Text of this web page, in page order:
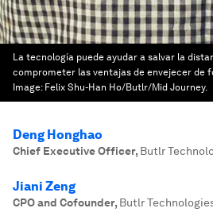
La tecnología puede ayudar a salvar la
comprometer las ventajas de envejecer de
Image: Felix Shu-Han Ho/Butlr/Mid Journey.
Deng Honghao
Chief Executive Officer, Butlr
Jiani Zeng
CPO and Cofounder, Butlr